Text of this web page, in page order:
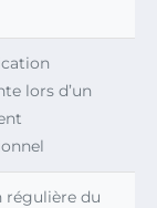
lors d’un
régulière du